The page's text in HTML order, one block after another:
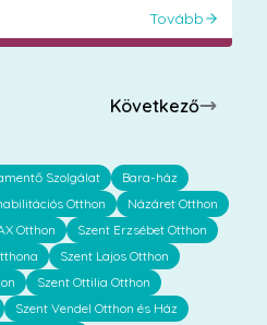
Tovább
Következő
Szolgálat
Bara-ház
Otthon
Názáret Otthon
Otthon
Szent Erzsébet Otthon
Szent Lajos Otthon
Szent Ottilia Otthon
Szent Vendel Otthon és Ház